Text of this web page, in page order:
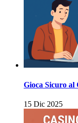
Gioca Sicuro al
15 Dic 2025